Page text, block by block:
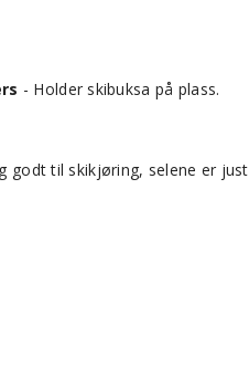
- Holder skibuksa på plass.
godt til skikjøring, selene er